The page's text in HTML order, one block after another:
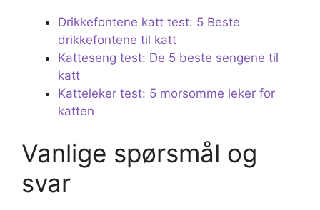
Drikkefontene katt test: 5 Beste
drikkefontene til katt
Katteseng test: De 5 beste sengene til
katt
Katteleker test: 5 morsomme leker for
katten
Vanlige spørsmål og
svar